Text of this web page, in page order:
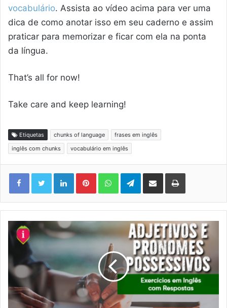
vocabulário. Assista ao vídeo acima para ver uma
dica de como anotar isso em seu caderno e assim
praticar para memorizar e ficar com ela na ponta
da língua.
That’s all for now!
Take care and keep learning!
Etiquetas chunks of language
frases em inglês
inglês com chunks
vocabulário em inglês
LinkedinPinterestWhatsAppTelegram
Compartilhar via e-mail Imprimir